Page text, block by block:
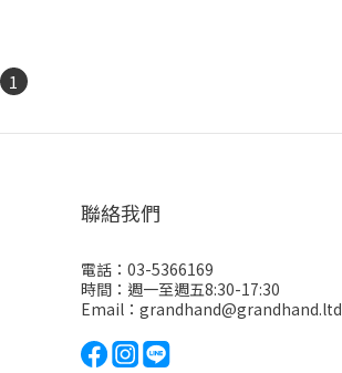
1
聯絡我們
電話：03-5366169
時間：週一至週五8:30-17:30
Email：grandhand@grandhand.ltd